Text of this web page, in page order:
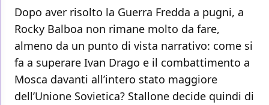
Dopo aver risolto la Guerra Fredda a pugni, a
Rocky Balboa non rimane molto da fare,
almeno da un punto di vista narrativo: come si
fa a superare Ivan Drago e il combattimento a
Mosca davanti all’intero stato maggiore
dell’Unione Sovietica? Stallone decide quindi di